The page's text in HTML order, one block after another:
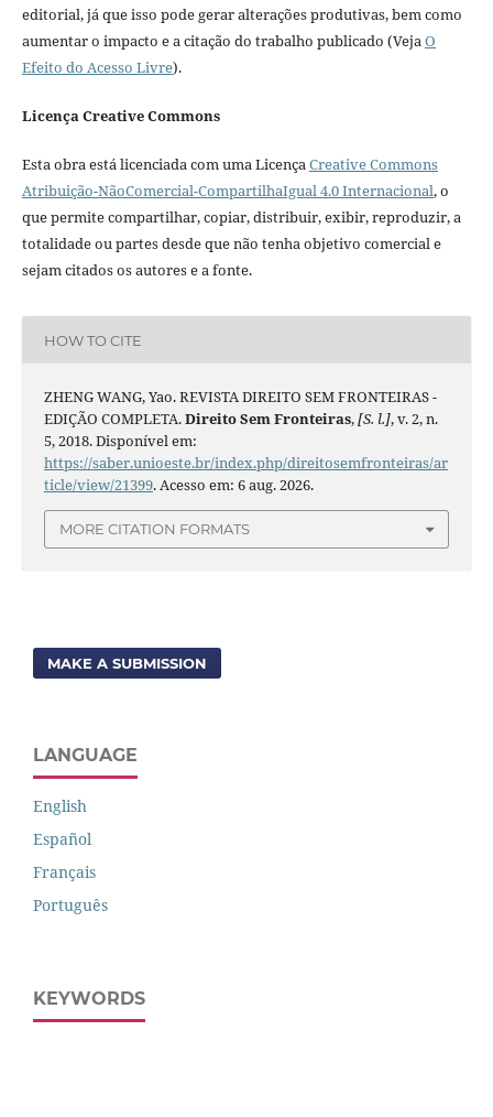
editorial, já que isso pode gerar alterações produtivas, bem como
aumentar o impacto e a citação do trabalho publicado (VejaO
Efeito do Acesso Livre).
Licença Creative Commons
Esta obra está licenciada com uma LicençaCreative Commons
Atribuição-NãoComercial-CompartilhaIgual 4.0 Internacional, o
que permite compartilhar, copiar, distribuir, exibir, reproduzir, a
totalidade ou partes desde que não tenha objetivo comercial e
sejam citados os autores e a fonte.
HOW TO CITE
ZHENG WANG, Yao. REVISTA DIREITO SEM FRONTEIRAS -
EDIÇÃO COMPLETA.Direito Sem Fronteiras,[S. l.], v. 2, n.
5, 2018. Disponível em:
https://saber.unioeste.br/index.php/direitosemfronteiras/ar
ticle/view/21399. Acesso em: 6 aug. 2026.
MORE CITATION FORMATS
MAKE A SUBMISSION
LANGUAGE
English
Español
Français
Português
KEYWORDS